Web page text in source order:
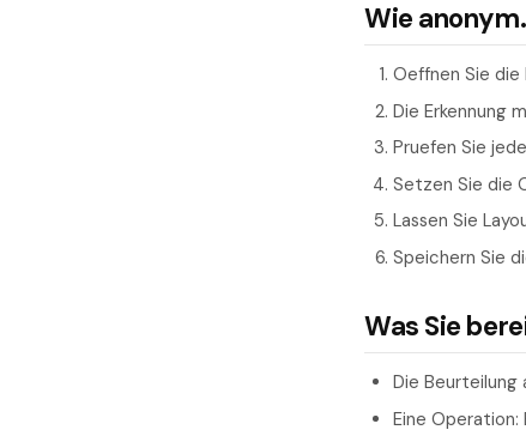
Wie
Oeffnen Sie die
Die Erkennung
Pruefen Sie
Setzen Sie die
Lassen Sie
Speichern Sie
Was Sie
Die Beurteilung
Eine